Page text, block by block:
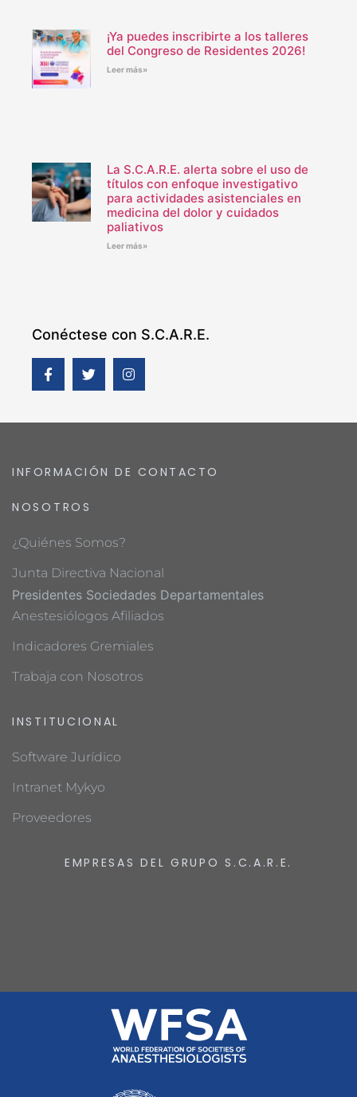
¡Ya puedes inscribirte a los talleres
del Congreso de Residentes 2026!
Leer más»
La S.C.A.R.E. alerta sobre el uso de
títulos con enfoque investigativo
para actividades asistenciales en
medicina del dolor y cuidados
paliativos
Leer más»
Conéctese con S.C.A.R.E.
INFORMACIÓN DE CONTACTO
NOSOTROS
¿Quiénes Somos?
Junta Directiva Nacional
Presidentes Sociedades Departamentales
Anestesiólogos Afiliados
Indicadores Gremiales
Trabaja con Nosotros
INSTITUCIONAL
Software Jurídico
Intranet Mykyo
Proveedores
EMPRESAS DEL GRUPO S.C.A.R.E.